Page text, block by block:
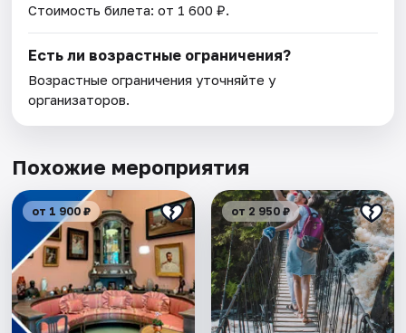
Стоимость билета: от 1 600 ₽.
Есть ли возрастные ограничения?
Возрастные ограничения уточняйте у
организаторов.
Похожие мероприятия
от 1 900 ₽ от 2 950 ₽